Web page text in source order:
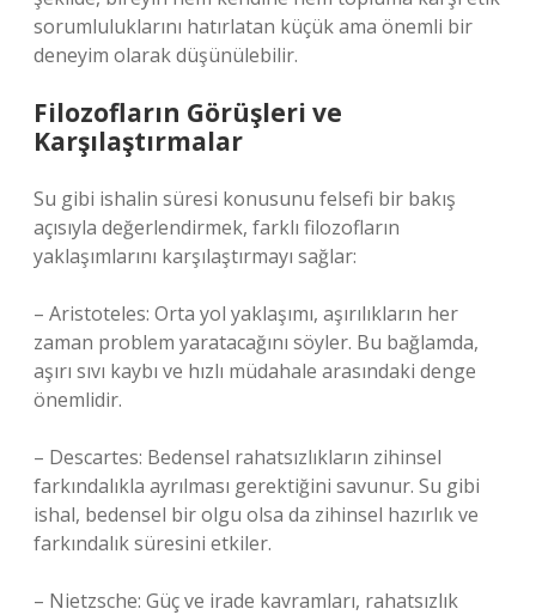
sorumluluklarını hatırlatan küçük ama önemli bir
deneyim olarak düşünülebilir.
Filozofların Görüşleri ve
Karşılaştırmalar
Su gibi ishalin süresi konusunu felsefi bir bakış
açısıyla değerlendirmek, farklı filozofların
yaklaşımlarını karşılaştırmayı sağlar:
– Aristoteles: Orta yol yaklaşımı, aşırılıkların her
zaman problem yaratacağını söyler. Bu bağlamda,
aşırı sıvı kaybı ve hızlı müdahale arasındaki denge
önemlidir.
– Descartes: Bedensel rahatsızlıkların zihinsel
farkındalıkla ayrılması gerektiğini savunur. Su gibi
ishal, bedensel bir olgu olsa da zihinsel hazırlık ve
farkındalık süresini etkiler.
– Nietzsche: Güç ve irade kavramları, rahatsızlık